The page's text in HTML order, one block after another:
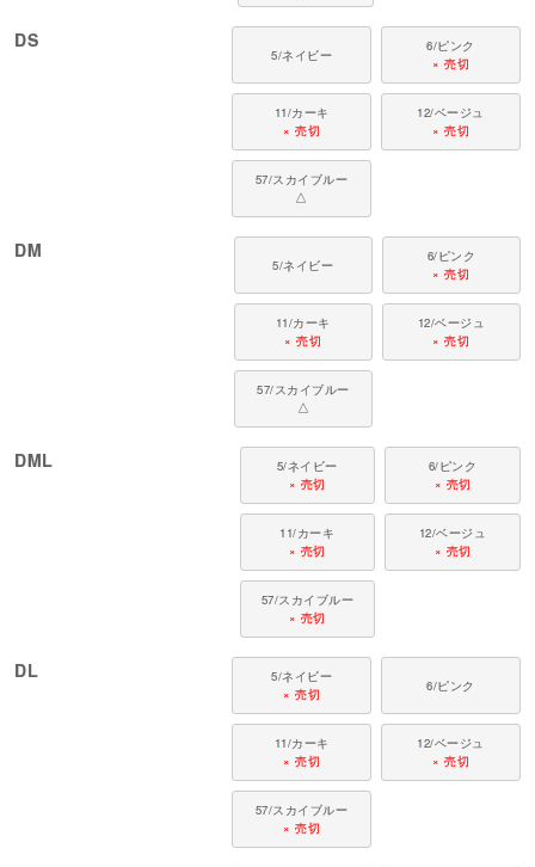
●お手入れ：手洗い又は、裏返し洗濯ネットを使用。
ファスナー・ボタン・面テープがある商品は、しっかり止めた状態で洗濯を
カニンヘン・ミニチュアダックス、ダックスフンド、シーズー、チワワ、パ
ピヨン、ポメラニアン、マルチーズ、トイプードル、ミニチュアシュナウザ
■ よくあるご質問
A. 動きやすさを大切にしたい子には袖なし、皮膚や抜け毛までしっかり覆い
たい場合は袖ありがおすすめです。迷ったときは、その子の過ごし方に合わ
Q. ダニを見つけたら、どうすればいいですか？
A. 無理に取ろうとせず、動物病院でみてもらいましょう。触れたあとは手を
Q. 大きめサイズを買ってもいいですか？
A. 大きめだと足が袖から外れたり、絡まってケガにつながる恐れがありま
す。その子に合った適正サイズの着用をおすすめします。
フルオブビガーは、犬や猫の習性と動きを研究し、毎日に寄り添うウエアを
届けています。愛犬・愛猫の心地よい毎日を、これからも支えていきます。
DS
5/ネイビー
6/ピンク
× 売切
11/カーキ
× 売切
12/ベージュ
× 売切
57/スカイブルー
△
DM
5/ネイビー
6/ピンク
× 売切
11/カーキ
× 売切
12/ベージュ
× 売切
57/スカイブルー
△
DML
5/ネイビー
× 売切
6/ピンク
× 売切
11/カーキ
× 売切
12/ベージュ
× 売切
57/スカイブルー
× 売切
DL
5/ネイビー
× 売切
6/ピンク
11/カーキ
× 売切
12/ベージュ
× 売切
57/スカイブルー
× 売切